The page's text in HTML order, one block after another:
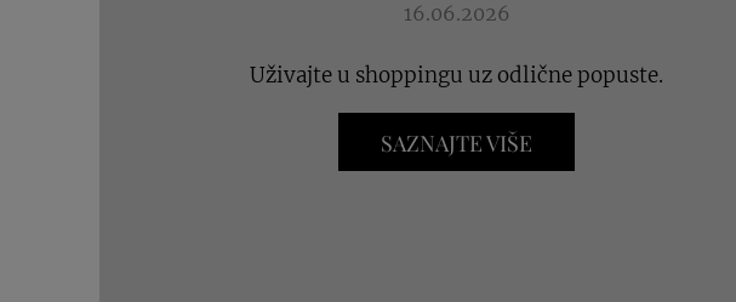
16.06.2026
Uživajte u shoppingu uz odlične popuste.
SAZNAJTE VIŠE